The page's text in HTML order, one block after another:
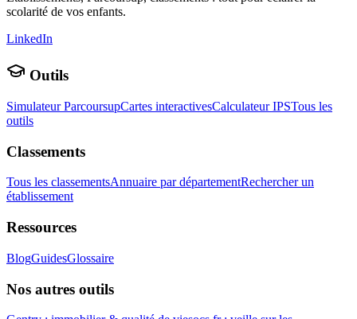
scolarité de vos enfants.
LinkedIn
Outils
Simulateur ParcoursupCartes interactivesCalculateur IPSTous les
outils
Classements
Tous les classementsAnnuaire par départementRechercher un
établissement
Ressources
BlogGuidesGlossaire
Nos autres outils